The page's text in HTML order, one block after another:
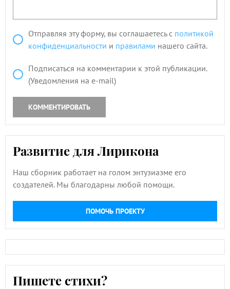
Отправляя эту форму, вы соглашаетесь с политикой
конфиденциальности и правилами нашего сайта.
Подписаться на комментарии к этой публикации.
(Уведомления на e-mail)
КОММЕНТИРОВАТЬ
Развитие для Лирикона
Наш сборник работает на голом энтузиазме его
создателей. Мы благодарны любой помощи.
ПОМОЧЬ ПРОЕКТУ
Пишете стихи?